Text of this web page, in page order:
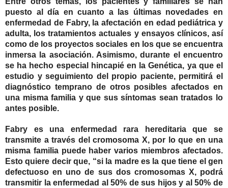
puesto al día en cuanto a las últimas novedades en
enfermedad de Fabry, la afectación en edad pediátrica y
adulta, los tratamientos actuales y ensayos clínicos, así
como de los proyectos sociales en los que se encuentra
inmersa la asociación. Asimismo, durante el encuentro
se ha hecho especial hincapié en la Genética, ya que el
estudio y seguimiento del propio paciente, permitirá el
diagnóstico temprano de otros posibles afectados en
una misma familia y que sus síntomas sean tratados lo
antes posible.
Fabry es una enfermedad rara hereditaria que se
transmite a través del cromosoma X, por lo que en una
misma familia puede haber varios miembros afectados.
Esto quiere decir que, “si la madre es la que tiene el gen
defectuoso en uno de sus dos cromosomas X, podrá
transmitir la enfermedad al 50% de sus hijos y al 50% de